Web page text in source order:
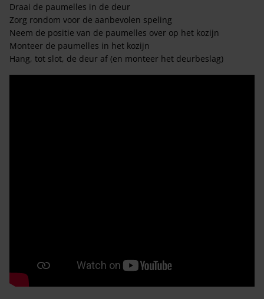
Draai de paumelles in de deur
Zorg rondom voor de aanbevolen speling
Neem de positie van de paumelles over op het kozijn
Monteer de paumelles in het kozijn
Hang, tot slot, de deur af (en monteer het deurbeslag)